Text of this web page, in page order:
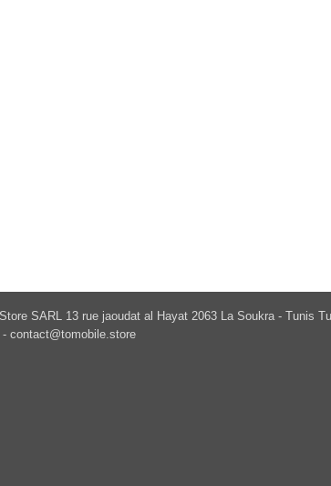
SARL 13 rue jaoudat al Hayat 2063 La Soukra - Tunis
- contact@tomobile.store